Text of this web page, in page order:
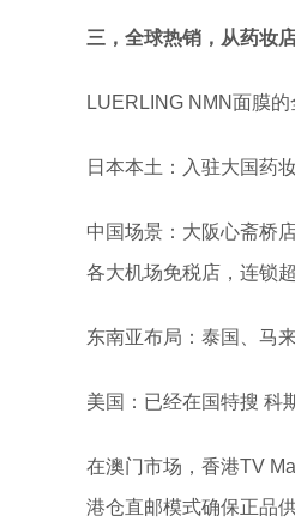
三， 全球热销，从药妆
LUERLING NMN面膜
日本本土：入驻大国药
中国场景：大阪心斋桥
各大机场免税店，连锁
东南亚布局：泰国、马
美国：已经在国特搜 科
在澳门市场，香港TV
港仓直邮模式确保正品